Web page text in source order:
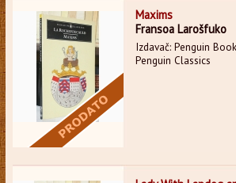
Maxims
Fransoa Larošfuko
Izdavač: Penguin
Penguin Classics